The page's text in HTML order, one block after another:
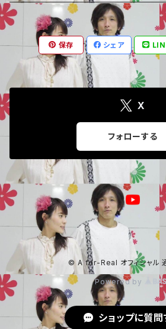
Album
保存 シェア
X
フォローする
© A for-Real オフィシャル
Powered by
ショップに質問